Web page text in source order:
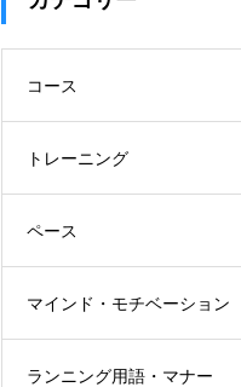
コース
トレーニング
ペース
マインド・モチベーション
ランニング用語・マナー